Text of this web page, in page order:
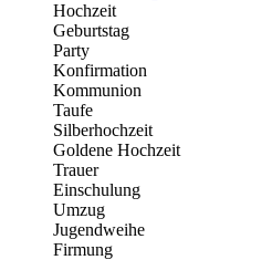
Hochzeit
Geburtstag
Party
Konfirmation
Kommunion
Taufe
Silberhochzeit
Goldene Hochzeit
Trauer
Einschulung
Umzug
Jugendweihe
Firmung